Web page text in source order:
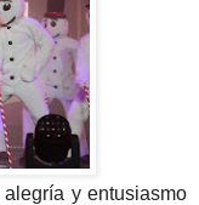
y entusiasmo